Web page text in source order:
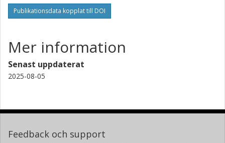
Publikationsdata kopplat till DOI
Mer information
Senast uppdaterat
2025-08-05
Feedback och support